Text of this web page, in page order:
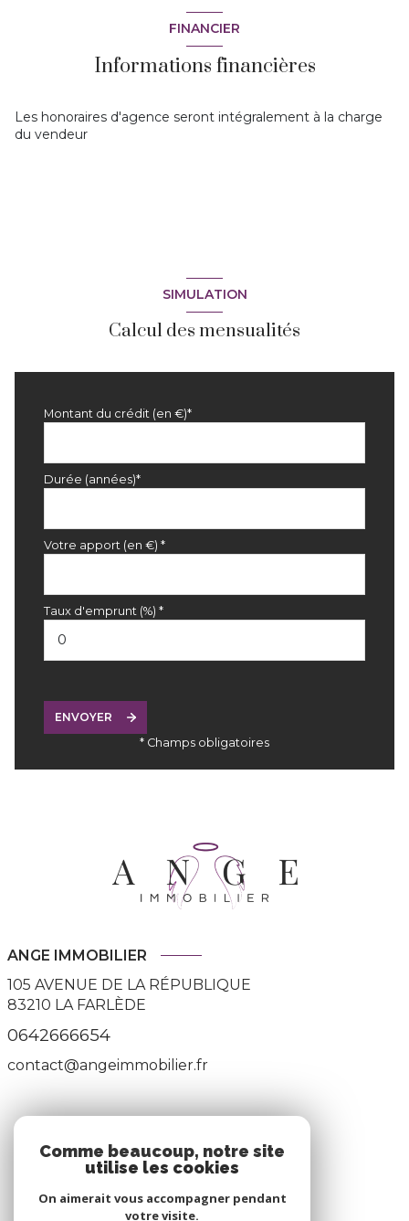
FINANCIER
Informations financières
Les honoraires d'agence seront intégralement à la charge
du vendeur
SIMULATION
Calcul des mensualités
Montant du crédit (en €)*
Durée (années)*
Votre apport (en €) *
Taux d'emprunt (%) *
ENVOYER
* Champs obligatoires
ANGE IMMOBILIER
105 AVENUE DE LA RÉPUBLIQUE
83210 LA FARLÈDE
0642666654
contact@angeimmobilier.fr
Nous adhérons
Comme beaucoup, notre site
utilise les cookies
On aimerait vous accompagner pendant
votre visite.